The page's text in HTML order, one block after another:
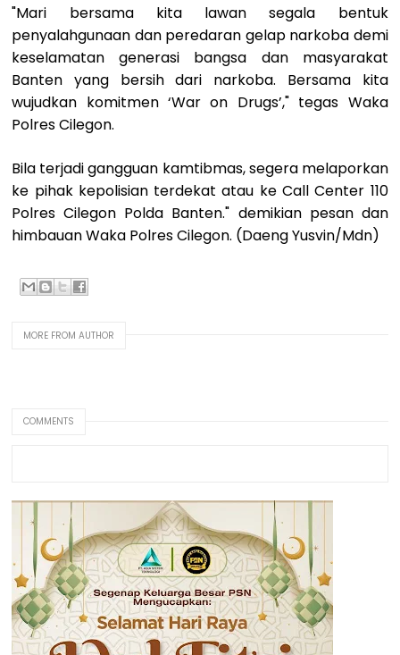
"Mari bersama kita lawan segala bentuk
penyalahgunaan dan peredaran gelap narkoba demi
keselamatan generasi bangsa dan masyarakat
Banten yang bersih dari narkoba. Bersama kita
wujudkan komitmen ‘War on Drugs’," tegas Waka
Polres Cilegon.
Bila terjadi gangguan kamtibmas, segera melaporkan
ke pihak kepolisian terdekat atau ke Call Center 110
Polres Cilegon Polda Banten." demikian pesan dan
himbauan Waka Polres Cilegon. (Daeng Yusvin/Mdn)
MORE FROM AUTHOR
COMMENTS